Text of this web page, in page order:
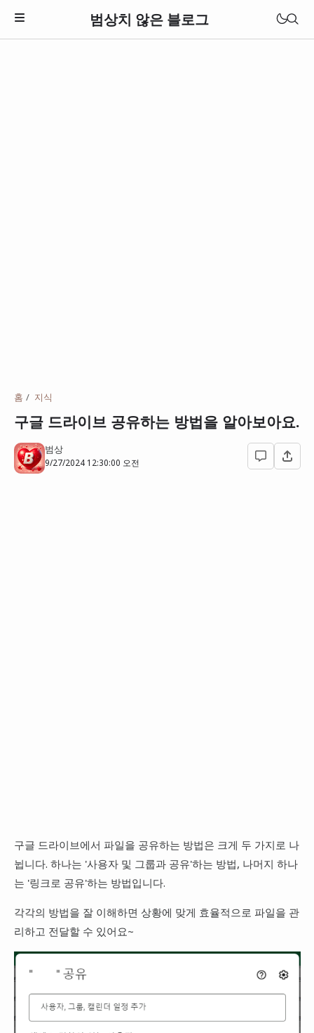
범상치 않은 블로그
홈 지식
구글 드라이브 공유하는 방법을 알아보아요.
범상
9/27/2024 12:30:00 오전
구글 드라이브에서 파일을 공유하는 방법은 크게 두 가지로 나
뉩니다. 하나는 '사용자 및 그룹과 공유'하는 방법, 나머지 하나
는 '링크로 공유'하는 방법입니다.
각각의 방법을 잘 이해하면 상황에 맞게 효율적으로 파일을 관
리하고 전달할 수 있어요~